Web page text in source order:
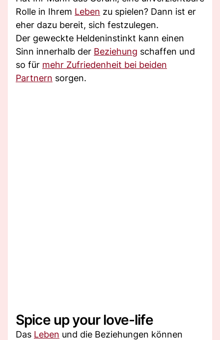
Rolle in Ihrem Leben zu spielen? Dann ist er
eher dazu bereit, sich festzulegen.
Der geweckte Heldeninstinkt kann einen
Sinn innerhalb der Beziehung schaffen und
so für mehr Zufriedenheit bei beiden
Partnern sorgen.
Spice up your love-life
Das Leben und die Beziehungen können